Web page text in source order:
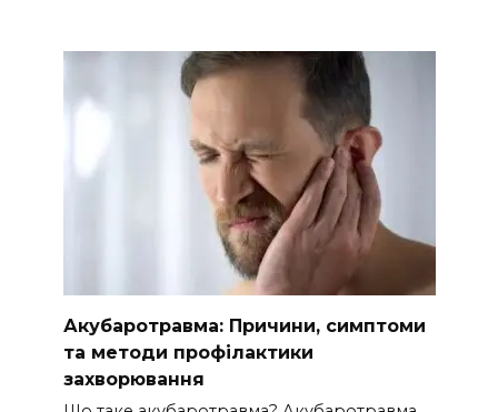
Акубаротравма: Причини, симптоми
та методи профілактики
захворювання